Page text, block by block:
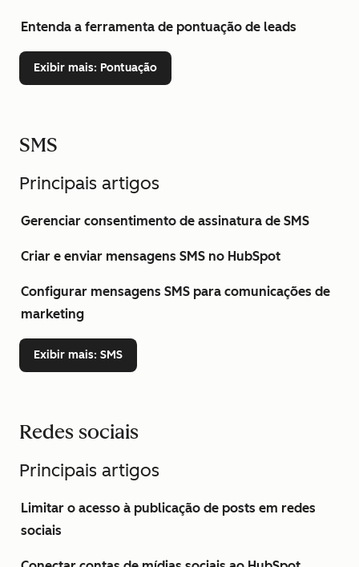
Entenda a ferramenta de pontuação de leads
Exibir mais: Pontuação
SMS
Principais artigos
Gerenciar consentimento de assinatura de SMS
Criar e enviar mensagens SMS no HubSpot
Configurar mensagens SMS para comunicações de
marketing
Exibir mais: SMS
Redes sociais
Principais artigos
Limitar o acesso à publicação de posts em redes
sociais